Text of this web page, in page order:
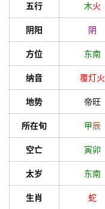
五行 木火
阴阳 阴
方位 东南
纳音 覆灯火
地势 帝旺
所在旬 甲辰
空亡 寅卯
太岁 东南
生肖 蛇